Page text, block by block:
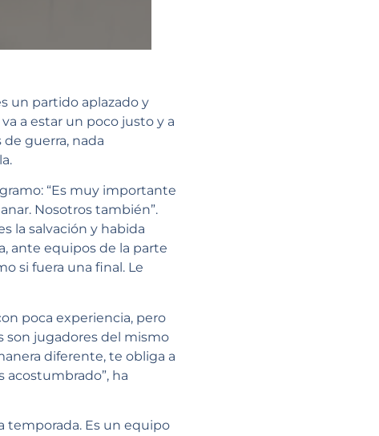
un partido aplazado y
a estar un poco justo y a
guerra, nada
“Es muy importante
Nosotros también”.
la salvación y habida
ante equipos de la parte
si fuera una final. Le
poca experiencia, pero
son jugadores del mismo
diferente, te obliga a
ha
temporada. Es un equipo